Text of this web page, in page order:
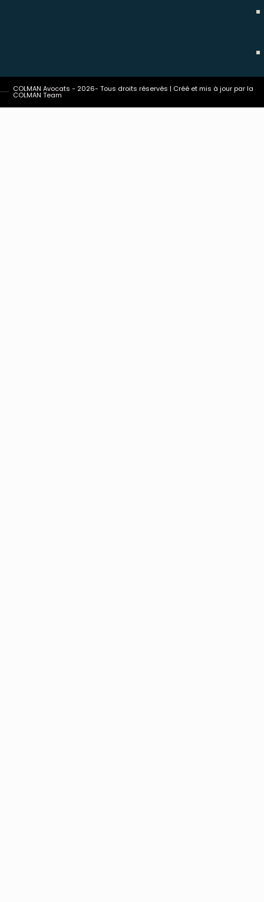
COLMAN Avocats - 2026- Tous droits réservés | Créé et mis à jour par la
COLMAN Team